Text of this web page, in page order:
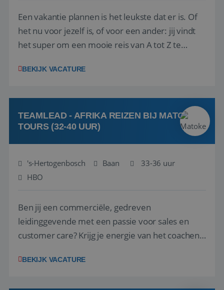
Een vakantie plannen is het leukste dat er is. Of
het nu voor jezelf is, of voor een ander: jij vindt
het super om een mooie reis van A tot Z te
vakantiegangers de meest prachtige plekjes op
werken: of het nu gaat om vragen ...
BEKIJK VACATURE
TEAMLEAD - AFRIKA REIZEN BIJ MATOKE
TOURS (32-40 UUR)
's-Hertogenbosch Baan
33-36 uur
HBO
Ben jij een commerciële, gedreven
leidinggevende met een passie voor sales en
customer care? Krijg je energie van het coachen
successen te behalen? En is jouw dagelijkse doel
BEKIJK VACATURE